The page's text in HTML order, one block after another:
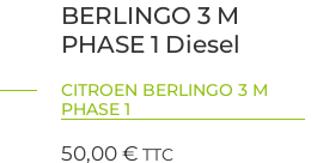
BERLINGO 3 M
PHASE 1 Diesel
CITROEN BERLINGO 3 M
PHASE 1
50,00€ TTC